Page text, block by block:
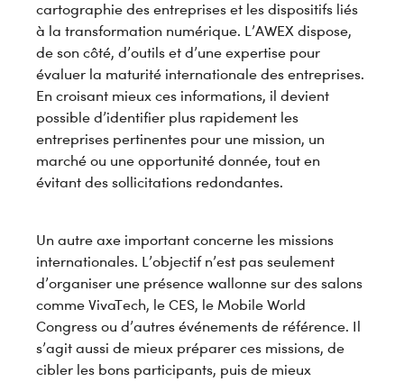
cartographie des entreprises et les dispositifs liés
à la transformation numérique. L’AWEX dispose,
de son côté, d’outils et d’une expertise pour
évaluer la maturité internationale des entreprises.
En croisant mieux ces informations, il devient
possible d’identifier plus rapidement les
entreprises pertinentes pour une mission, un
marché ou une opportunité donnée, tout en
évitant des sollicitations redondantes.
Un autre axe important concerne les missions
internationales. L’objectif n’est pas seulement
d’organiser une présence wallonne sur des salons
comme VivaTech, le CES, le Mobile World
Congress ou d’autres événements de référence. Il
s’agit aussi de mieux préparer ces missions, de
cibler les bons participants, puis de mieux